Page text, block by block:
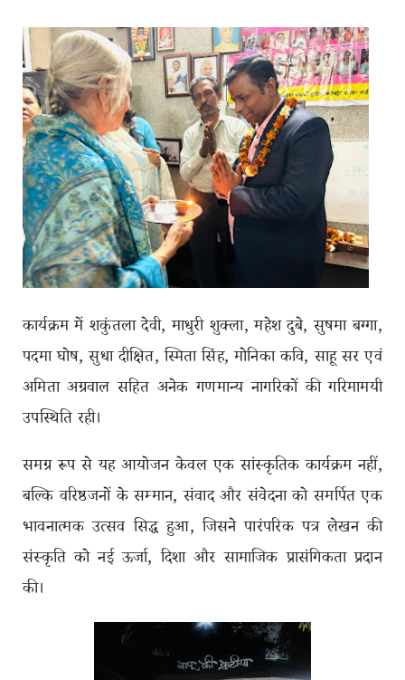
कार्यक्रम में शकुंतला देवी, माधुरी शुक्ला, महेश दुबे, सुषमा बग्गा,
पदमा घोष, सुधा दीक्षित, स्मिता सिंह, मोनिका कवि, साहू सर एवं
अमिता अग्रवाल सहित अनेक गणमान्य नागरिकों की गरिमामयी
उपस्थिति रही।
समग्र रूप से यह आयोजन केवल एक सांस्कृतिक कार्यक्रम नहीं,
बल्कि वरिष्ठजनों के सम्मान, संवाद और संवेदना को समर्पित एक
भावनात्मक उत्सव सिद्ध हुआ, जिसने पारंपरिक पत्र लेखन की
संस्कृति को नई ऊर्जा, दिशा और सामाजिक प्रासंगिकता प्रदान
की।